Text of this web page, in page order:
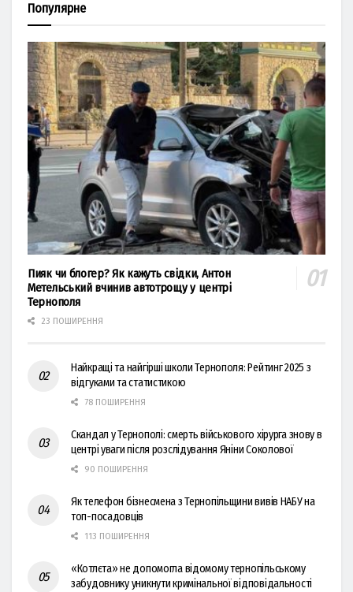
Популярне
Пияк чи блогер? Як кажуть свідки, Антон
Метельський вчинив автотрощу у центрі
Тернополя
23 ПОШИРЕННЯ
Найкращі та найгірші школи Тернополя: Рейтинг 2025 з
відгуками та статистикою
78 ПОШИРЕННЯ
Скандал у Тернополі: смерть військового хірурга знову в
центрі уваги після розслідування Яніни Соколової
90 ПОШИРЕННЯ
Як телефон бізнесмена з Тернопільщини вивів НАБУ на
топ-посадовців
113 ПОШИРЕННЯ
«Котлєта» не допомогла відомому тернопільському
забудовнику уникнути кримінальної відповідальності